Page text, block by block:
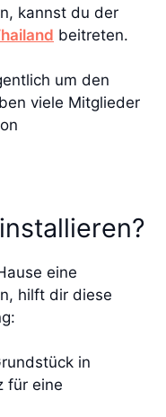
kannst du der
beitreten.
um den
viele Mitglieder
eine
hilft dir diese
in
für eine